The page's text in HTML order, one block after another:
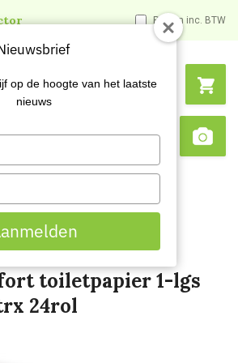
Prijzen inc. BTW
Search
1-lgs crepe 150mtrx 24rol
toiletpapier 1-lgs
24rol
op de hoogte van het laatste
nieuws